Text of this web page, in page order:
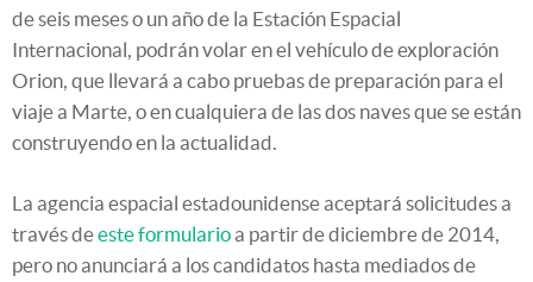
de seis meses o un año de la Estación Espacial
Internacional, podrán volar en el vehículo de exploración
Orion, que llevará a cabo pruebas de preparación para el
viaje a Marte, o en cualquiera de las dos naves que se están
construyendo en la actualidad.
La agencia espacial estadounidense aceptará solicitudes a
través deeste formularioa partir de diciembre de 2014,
pero no anunciará a los candidatos hasta mediados de